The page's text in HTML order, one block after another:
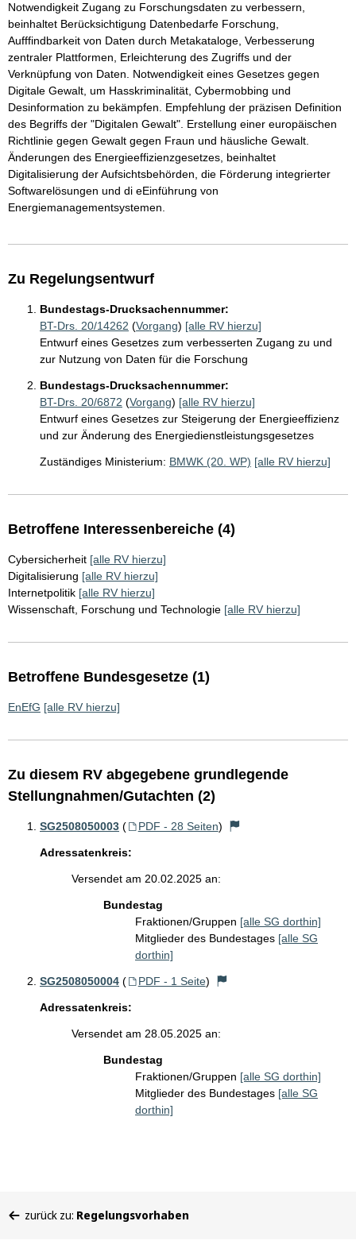
Notwendigkeit Zugang zu Forschungsdaten zu verbessern,
beinhaltet Berücksichtigung Datenbedarfe Forschung,
Aufffindbarkeit von Daten durch Metakataloge, Verbesserung
zentraler Plattformen, Erleichterung des Zugriffs und der
Verknüpfung von Daten. Notwendigkeit eines Gesetzes gegen
Digitale Gewalt, um Hasskriminalität, Cybermobbing und
Desinformation zu bekämpfen. Empfehlung der präzisen Definition
des Begriffs der "Digitalen Gewalt". Erstellung einer europäischen
Richtlinie gegen Gewalt gegen Fraun und häusliche Gewalt.
Änderungen des Energieeffizienzgesetzes, beinhaltet
Digitalisierung der Aufsichtsbehörden, die Förderung integrierter
Softwarelösungen und di eEinführung von
Energiemanagementsystemen.
Zu Regelungsentwurf
Bundestags-Drucksachennummer:
BT-Drs. 20/14262 (Vorgang) [alle RV hierzu]
Entwurf eines Gesetzes zum verbesserten Zugang zu und
zur Nutzung von Daten für die Forschung
Bundestags-Drucksachennummer:
BT-Drs. 20/6872 (Vorgang) [alle RV hierzu]
Entwurf eines Gesetzes zur Steigerung der Energieeffizienz
und zur Änderung des Energiedienstleistungsgesetzes
Zuständiges Ministerium: BMWK (20. WP) [alle RV hierzu]
Betroffene Interessenbereiche (4)
Cybersicherheit [alle RV hierzu]
Digitalisierung [alle RV hierzu]
Internetpolitik [alle RV hierzu]
Wissenschaft, Forschung und Technologie [alle RV hierzu]
Betroffene Bundesgesetze (1)
EnEfG [alle RV hierzu]
Zu diesem RV abgegebene grundlegende
Stellungnahmen/Gutachten (2)
SG2508050003 ( PDF - 28 Seiten)
Adressatenkreis:
Versendet am 20.02.2025 an:
Bundestag
Fraktionen/Gruppen [alle SG dorthin]
Mitglieder des Bundestages [alle SG
dorthin]
SG2508050004 ( PDF - 1 Seite)
Adressatenkreis:
Versendet am 28.05.2025 an:
Bundestag
Fraktionen/Gruppen [alle SG dorthin]
Mitglieder des Bundestages [alle SG
dorthin]
befinden
zurück zu: Regelungsvorhaben